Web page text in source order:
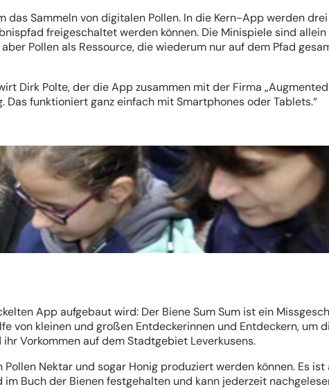
Sammeln von digitalen Pollen. In die Kern-App werden drei
freigeschaltet werden können. Die Minispiele sind
Pollen als Ressource, die wiederum nur auf dem Pfad
Dirk Polte, der die App zusammen mit der Firma „Augmented
funktioniert ganz einfach mit Smartphones oder Tablets.“
App aufgebaut wird: Der Biene Sum Sum ist ein
von kleinen und großen Entdeckerinnen und Entdeckern, um
Vorkommen auf dem Stadtgebiet Leverkusens.
Nektar und sogar Honig produziert werden können. Es ist
Buch der Bienen festgehalten und kann jederzeit